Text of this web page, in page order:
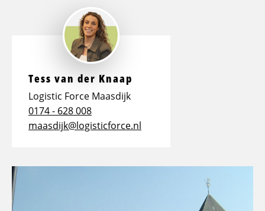
Tess van der Knaap
Logistic Force Maasdijk
0174 - 628 008
maasdijk@logisticforce.nl